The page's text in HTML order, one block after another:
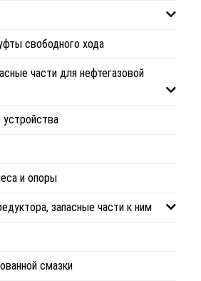
свободного хода
части для нефтегазовой
и опоры
запасные части к ним
смазки